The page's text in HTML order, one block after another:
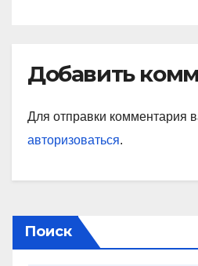
Добавить
Для отправки комментария
авторизоваться.
Поиск